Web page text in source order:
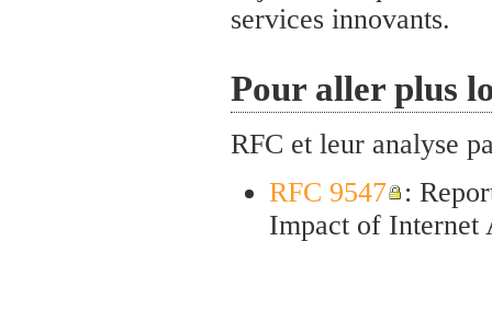
services innovants.
Pour aller plus
RFC et leur analyse
RFC 9547
:
Impact of Internet